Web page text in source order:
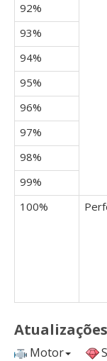
92%
93%
94%
95%
96%
97%
98%
99%
100%
Motor